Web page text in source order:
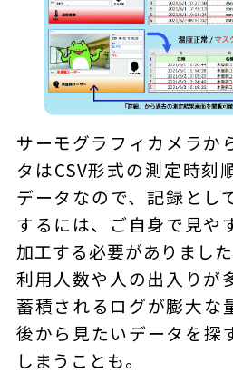
サーモグラフィカメラか
タはCSV形式の測定時刻
データなので、記録とし
するには、ご自身で見や
加工する必要がありました
利用人数や人の出入りが
蓄積されるログが膨大な
後から見たいデータを探
しまうことも。